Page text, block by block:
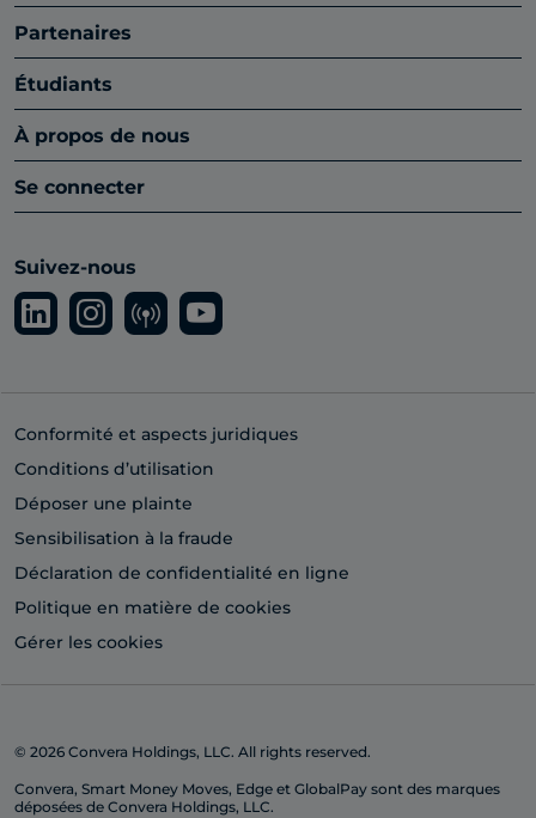
Partenaires
Étudiants
À propos de nous
Se connecter
Suivez-nous
Conformité et aspects juridiques
Conditions d’utilisation
Déposer une plainte
Sensibilisation à la fraude
Déclaration de confidentialité en ligne
Politique en matière de cookies
Gérer les cookies
© 2026 Convera Holdings, LLC. All rights reserved.
Convera, Smart Money Moves, Edge et GlobalPay sont des marques
déposées de Convera Holdings, LLC.